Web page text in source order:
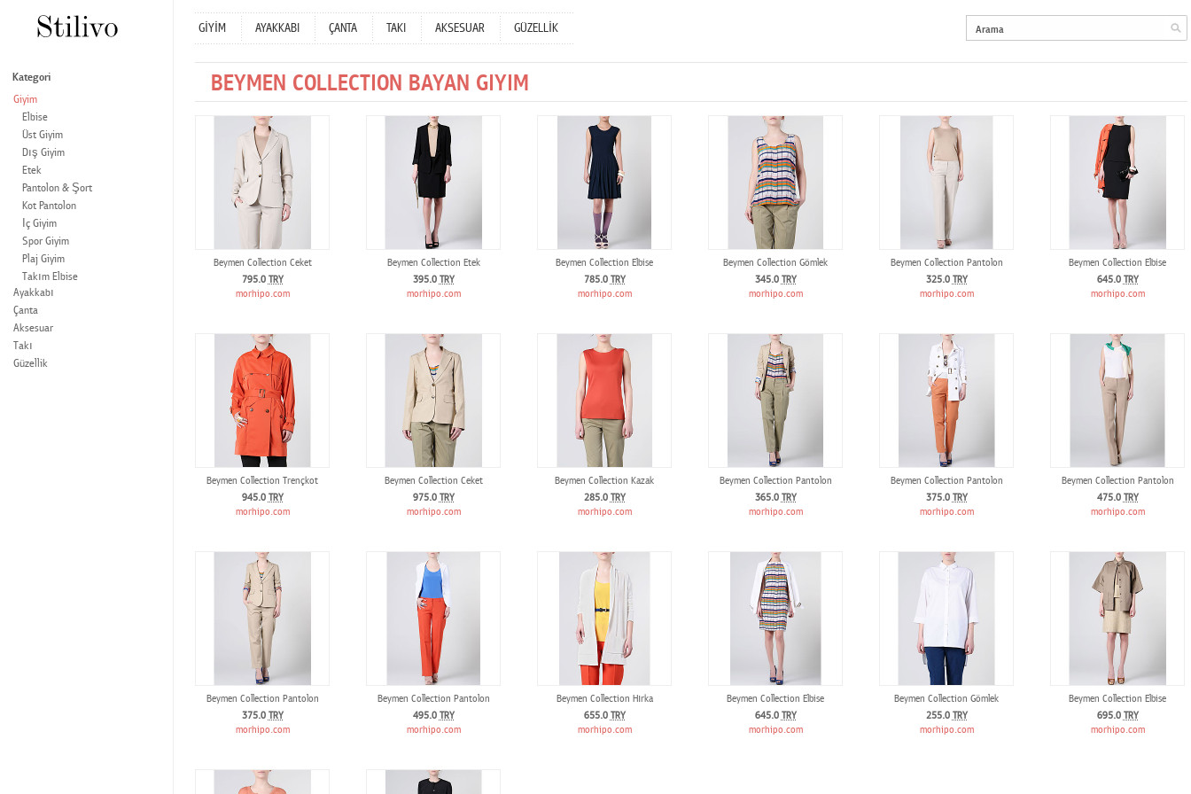
GİYİM AYAKKABI ÇANTA TAKI AKSESUAR GÜZELLİK
BEYMEN COLLECTION BAYAN GIYIM
Beymen Collection Ceket
795.0 TRY
morhipo.com
Beymen Collection Etek
395.0 TRY
morhipo.com
Beymen Collection Elbise
785.0 TRY
morhipo.com
Beymen Collection Gömlek
345.0 TRY
morhipo.com
Beymen Collection Pantolon
325.0 TRY
morhipo.com
Beymen Collection Elbise
645.0 TRY
morhipo.com
Beymen Collection Trençkot
945.0 TRY
morhipo.com
Beymen Collection Ceket
975.0 TRY
morhipo.com
Beymen Collection Kazak
285.0 TRY
morhipo.com
Beymen Collection Pantolon
365.0 TRY
morhipo.com
Beymen Collection Pantolon
375.0 TRY
morhipo.com
Beymen Collection Pantolon
475.0 TRY
morhipo.com
Beymen Collection Pantolon
375.0 TRY
morhipo.com
Beymen Collection Pantolon
495.0 TRY
morhipo.com
Beymen Collection Hırka
655.0 TRY
morhipo.com
Beymen Collection Elbise
645.0 TRY
morhipo.com
Beymen Collection Gömlek
255.0 TRY
morhipo.com
Beymen Collection Elbise
695.0 TRY
morhipo.com
Kategori
Giyim
Elbise
Üst Giyim
Dış Giyim
Etek
Pantolon & Şort
Kot Pantolon
İç Giyim
Spor Giyim
Plaj Giyim
Takım Elbise
Ayakkabı
Çanta
Aksesuar
Takı
Güzellik